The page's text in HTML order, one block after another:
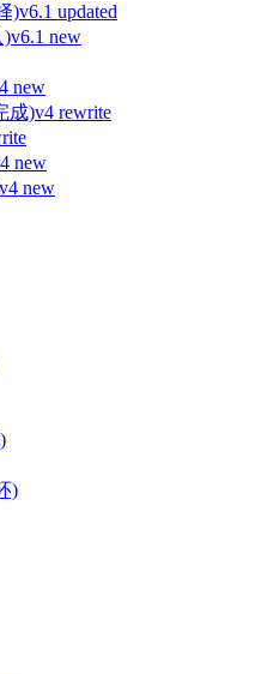
)v6.1 updated
)v6.1 new
new
成)v4 rewrite
new
v4 new
)